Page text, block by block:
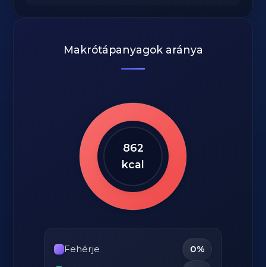
Makrótápanyagok aránya
862
kcal
Fehérje
0%